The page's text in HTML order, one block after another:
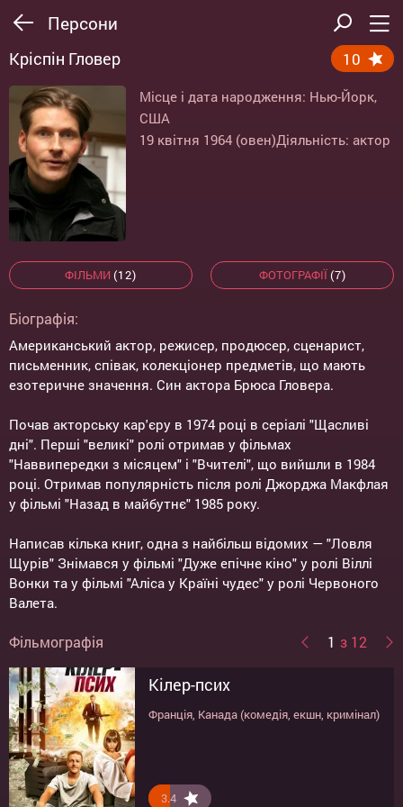
Персони
Кріспін Гловер 10
Місце і дата народження: Нью-Йорк,
США
19 квітня 1964 (овен)Діяльність: актор
ФІЛЬМИ (12) ФОТОГРАФІЇ(7)
Біографія:
Американський актор, режисер, продюсер, сценарист,
письменник, співак, колекціонер предметів, що мають
езотеричне значення. Син актора Брюса Гловера.
Почав акторську кар'єру в 1974 році в серіалі "Щасливі
дні". Перші "великі" ролі отримав у фільмах
"Наввипередки з місяцем" і "Вчителі", що вийшли в 1984
році. Отримав популярність після ролі Джорджа Макфлая
у фільмі "Назад в майбутнє" 1985 року.
Написав кілька книг, одна з найбільш відомих — "Ловля
Щурів" Знімався у фільмі "Дуже епічне кіно" у ролі Віллі
Вонки та у фільмі "Аліса у Країні чудес" у ролі Червоного
Валета.
Фільмографія 1 з 12
Кілер-псих
Франція, Канада (комедія, екшн, кримінал)
3.4
Завзяті шахраї
США, Великобританія (комедія)
6.2
Британці йдуть!
США, Великобританія (комедія)
5
Мотель
США (трилер)
6.4
Мармурове місто
США (бойовик)
6.2
Ученик чародея
США (драма, бойовик, пригоди, фентезі)
7.8
Машина времени в джакузи
США, Канада (комедія)
6.9
Аліса в країні чудес
США (пригоди)
8
Дев'ять
США (фантастика, пригоди)
7.8
Сезон полювання 2
США (комедія, пригоди)
7.8
Любов на бігу
США (пригоди)
4
Очень эпическое кино
США (комедія, пригоди)
6.8